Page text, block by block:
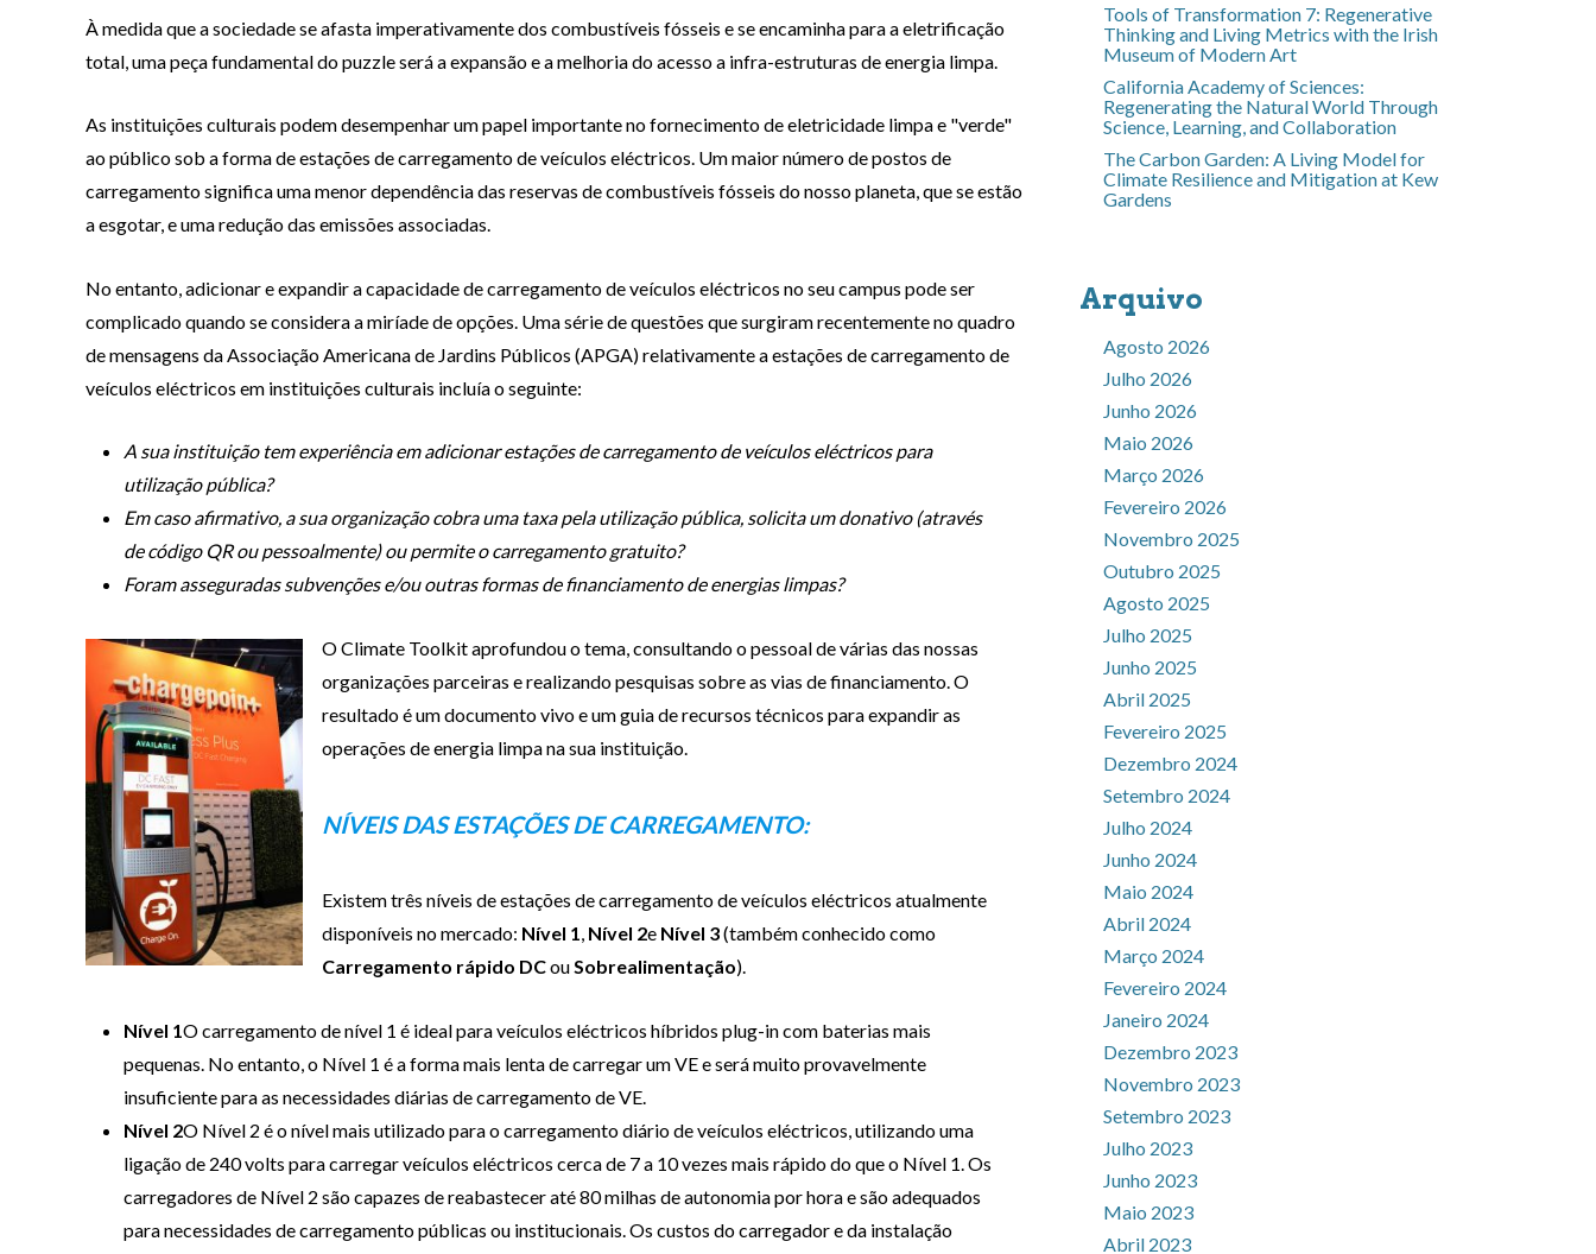
À medida que a sociedade se afasta imperativamente dos combustíveis fósseis e se encaminha para a eletrificação
total, uma peça fundamental do puzzle será a expansão e a melhoria do acesso a infra-estruturas de energia limpa.
As instituições culturais podem desempenhar um papel importante no fornecimento de eletricidade limpa e "verde"
ao público sob a forma de estações de carregamento de veículos eléctricos. Um maior número de postos de
carregamento significa uma menor dependência das reservas de combustíveis fósseis do nosso planeta, que se estão
a esgotar, e uma redução das emissões associadas.
No entanto, adicionar e expandir a capacidade de carregamento de veículos eléctricos no seu campus pode ser
complicado quando se considera a miríade de opções. Uma série de questões que surgiram recentemente no quadro
de mensagens da Associação Americana de Jardins Públicos (APGA) relativamente a estações de carregamento de
veículos eléctricos em instituições culturais incluía o seguinte:
A sua instituição tem experiência em adicionar estações de carregamento de veículos eléctricos para
utilização pública?
Em caso afirmativo, a sua organização cobra uma taxa pela utilização pública, solicita um donativo (através
de código QR ou pessoalmente) ou permite o carregamento gratuito?
Foram asseguradas subvenções e/ou outras formas de financiamento de energias limpas?
O Climate Toolkit aprofundou o tema, consultando o pessoal de várias das nossas
organizações parceiras e realizando pesquisas sobre as vias de financiamento. O
resultado é um documento vivo e um guia de recursos técnicos para expandir as
operações de energia limpa na sua instituição.
NÍVEIS DAS ESTAÇÕES DE CARREGAMENTO:
Existem três níveis de estações de carregamento de veículos eléctricos atualmente
disponíveis no mercado: Nível 1, Nível 2e Nível 3(também conhecido como
Carregamento rápido DCouSobrealimentação).
Nível 1O carregamento de nível 1 é ideal para veículos eléctricos híbridos plug-in com baterias mais
pequenas. No entanto, o Nível 1 é a forma mais lenta de carregar um VE e será muito provavelmente
insuficiente para as necessidades diárias de carregamento de VE.
Nível 2O Nível 2 é o nível mais utilizado para o carregamento diário de veículos eléctricos, utilizando uma
ligação de 240 volts para carregar veículos eléctricos cerca de 7 a 10 vezes mais rápido do que o Nível 1. Os
carregadores de Nível 2 são capazes de reabastecer até 80 milhas de autonomia por hora e são adequados
para necessidades de carregamento públicas ou institucionais. Os custos do carregador e da instalação
Tools of Transformation 7: Regenerative
Thinking and Living Metrics with the Irish
Museum of Modern Art
California Academy of Sciences:
Regenerating the Natural World Through
Science, Learning, and Collaboration
The Carbon Garden: A Living Model for
Climate Resilience and Mitigation at Kew
Gardens
Arquivo
Agosto 2026
Julho 2026
Junho 2026
Maio 2026
Março 2026
Fevereiro 2026
Novembro 2025
Outubro 2025
Agosto 2025
Julho 2025
Junho 2025
Abril 2025
Fevereiro 2025
Dezembro 2024
Setembro 2024
Julho 2024
Junho 2024
Maio 2024
Abril 2024
Março 2024
Fevereiro 2024
Janeiro 2024
Dezembro 2023
Novembro 2023
Setembro 2023
Julho 2023
Junho 2023
Maio 2023
Abril 2023